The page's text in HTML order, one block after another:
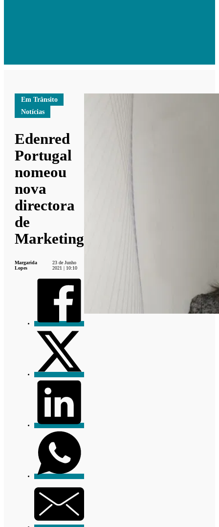
Em Trânsito
Notícias
Edenred
Portugal
nomeou
nova
directora
de
Marketing
Margarida
Lopes
23 de Junho
2021 | 10:10